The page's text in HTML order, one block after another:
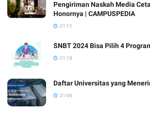
Pengiriman Naskah Media
Honornya | CAMPUSPEDIA
21:11
SNBT 2024 Bisa Pilih 4
21:18
Daftar Universitas yang
21:06